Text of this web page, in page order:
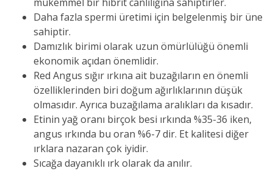
Daha fazla spermi üretimi için belgelenmiş bir üne
sahiptir.
Damızlık birimi olarak uzun ömürlülüğü önemli
ekonomik açıdan önemlidir.
Red Angus sığır ırkına ait buzağıların en önemli
özelliklerinden biri doğum ağırlıklarının düşük
olmasıdır. Ayrıca buzağılama aralıkları da kısadır.
Etinin yağ oranı birçok besi ırkında %35-36 iken,
angus ırkında bu oran %6-7 dir. Et kalitesi diğer
ırklara nazaran çok iyidir.
Sıcağa dayanıklı ırk olarak da anılır.